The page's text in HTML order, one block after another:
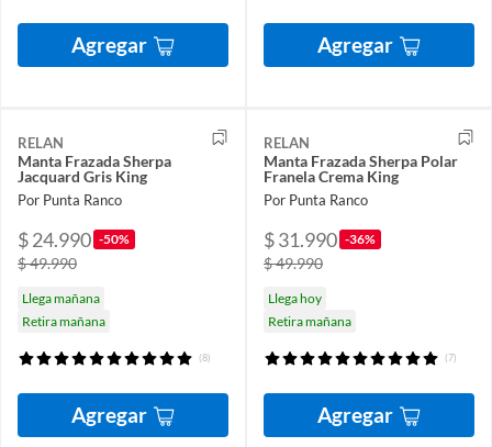
Agregar Agregar
RELAN
Manta Frazada Sherpa
Jacquard Gris King
Por Punta Ranco
$ 24.990 -50%
$ 49.990
Llega mañana
Retira mañana
(8)
Agregar
RELAN
Manta Frazada Sherpa Polar
Franela Crema King
Por Punta Ranco
$ 31.990 -36%
$ 49.990
Llega hoy
Retira mañana
(7)
Agregar